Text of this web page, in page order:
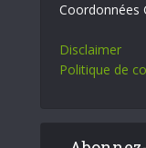
Coordonnées
Disclaimer
Politique de